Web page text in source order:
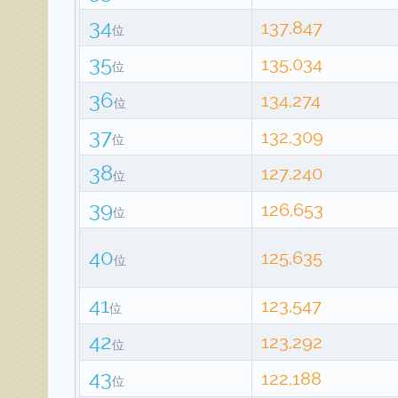
34位 137,847
35位 135,034
36位 134,274
37位 132,309
38位 127,240
39位 126,653
40位 125,635
41位 123,547
42位 123,292
43位 122,188